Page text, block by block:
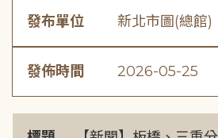
發布單位 新北市圖(總館)
發佈時間 2026-05-25